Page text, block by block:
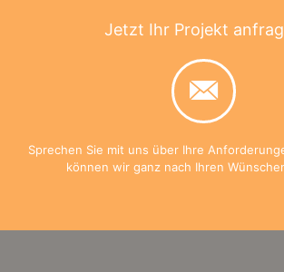
Jetzt Ihr Projekt
Sprechen Sie mit uns über Ihre
können wir ganz nach Ihren